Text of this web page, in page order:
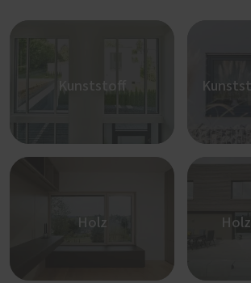
Kunststoff
Holz